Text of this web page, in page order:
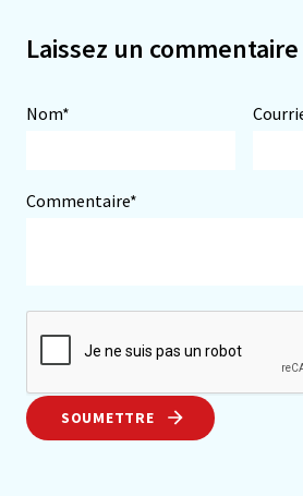
Laissez un commentaire
Nom*
Commentaire*
SOUMETTRE